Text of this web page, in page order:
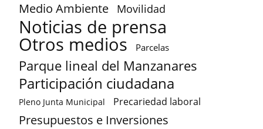
Medio Ambiente Movilidad
Noticias de prensa
Otros medios Parcelas
Parque lineal del Manzanares
Participación ciudadana
Pleno Junta Municipal Precariedad laboral
Presupuestos e Inversiones